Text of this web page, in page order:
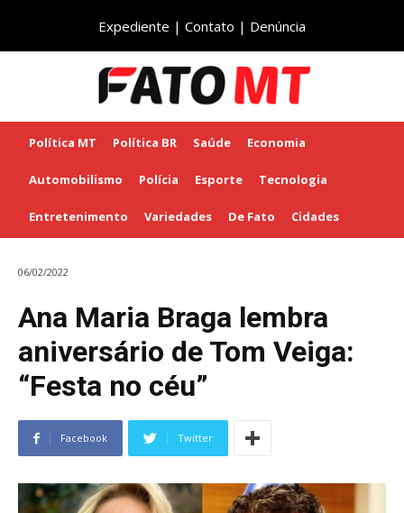
Expediente | Contato | Denúncia
Política MT Política BR Saúde Economia
Automobilismo Polícia Esporte Tecnologia
Entretenimento Variedades De Fato Cidades
06/02/2022
Ana Maria Braga lembra
aniversário de Tom Veiga:
“Festa no céu”
Facebook Twitter